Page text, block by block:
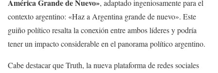
América Grande de Nuevo», adaptado ingeniosamente para el
contexto argentino: «Haz a Argentina grande de nuevo». Este
guiño político resalta la conexión entre ambos líderes y podría
tener un impacto considerable en el panorama político argentino.
Cabe destacar que Truth, la nueva plataforma de redes sociales